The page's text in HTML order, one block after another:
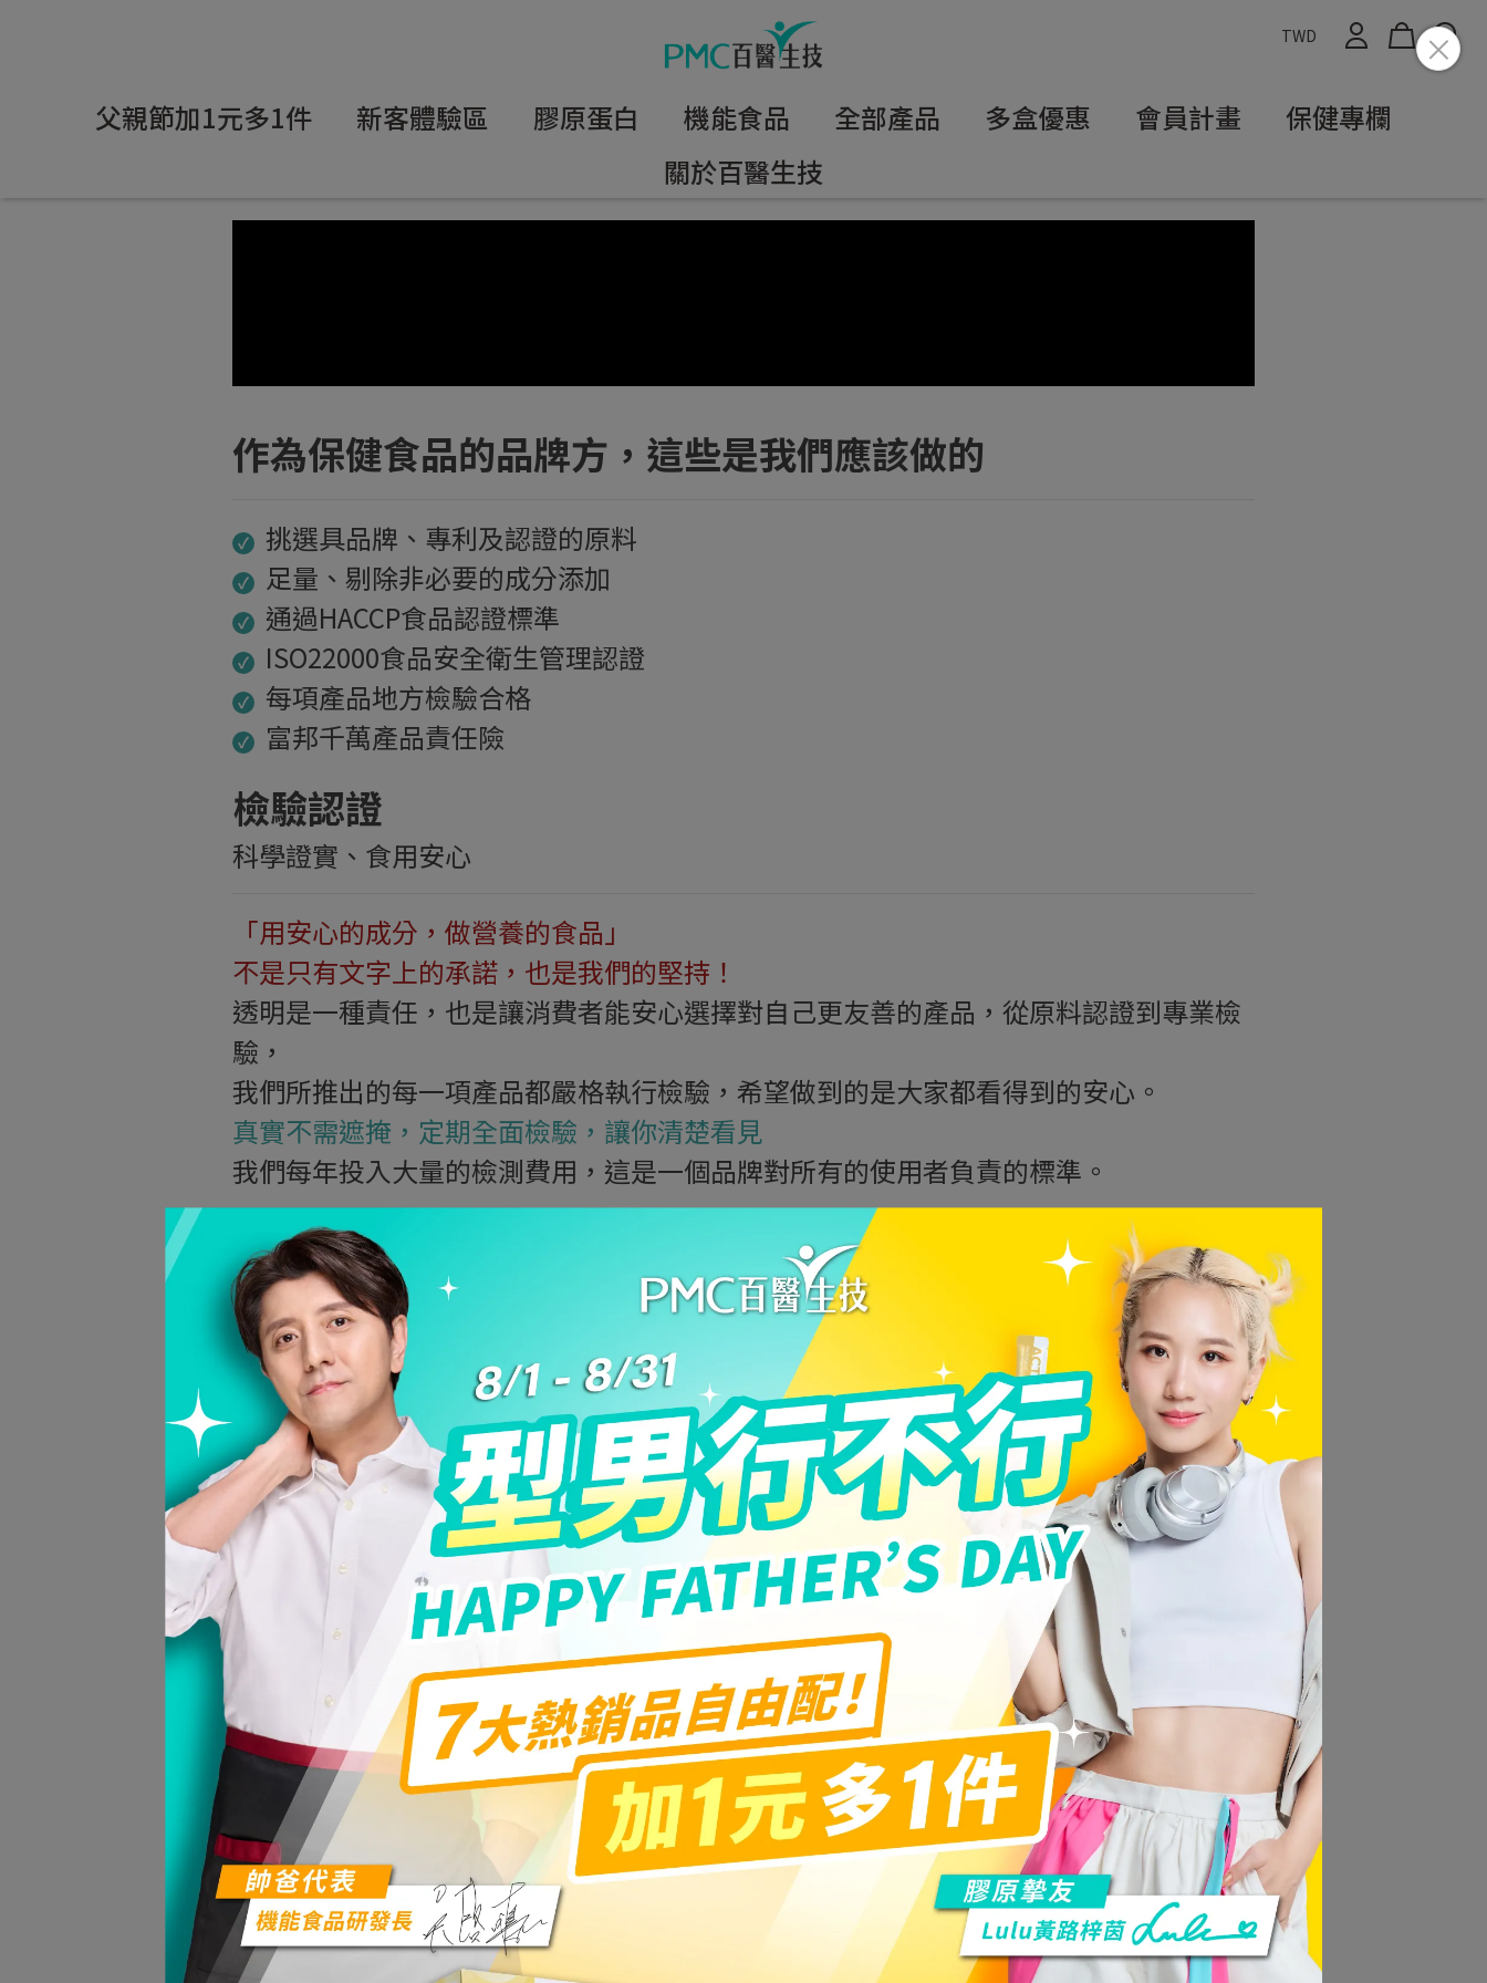
TWD
父親節加1元多1件 新客體驗區 膠原蛋白 機能食品 全部產品 多盒優惠 會員計畫
保健專欄
關於百醫生技
作為保健食品的品牌方，這些是我們應該做的
✓ 挑選具品牌、專利及認證的原料
✓ 足量、剔除非必要的成分添加
✓ 通過HACCP食品認證標準
✓ ISO22000食品安全衛生管理認證
✓ 每項產品地方檢驗合格
✓ 富邦千萬產品責任險
檢驗認證
科學證實、食用安心
「用安心的成分，做營養的食品」
不是只有文字上的承諾，也是我們的堅持！
透明是一種責任，也是讓消費者能安心選擇對自己更友善的產品，從原料認證到專業檢
驗，
我們所推出的每一項產品都嚴格執行檢驗，希望做到的是大家都看得到的安心。
真實不需遮掩，定期全面檢驗，讓你清楚看見
我們每年投入大量的檢測費用，這是一個品牌對所有的使用者負責的標準。
水滴膠原胜肽飲
水解膠原胜肽粉
關關膠原胜肽粉
機能粉漿蛋餅😋 😋 😋
琉璃黑醋栗籽油束漾膠囊
黑麥南瓜籽錠
紅花籽CLA束漾膠囊